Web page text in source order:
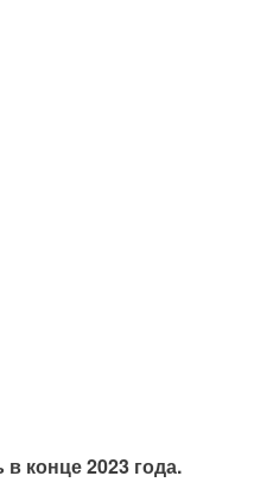
конце 2023 года.